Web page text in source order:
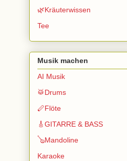
🌿Kräuterwissen
Tee
Musik machen
AI Musik
🥁Drums
🪈Flöte
🎸GITARRE & BASS
🪕Mandoline
Karaoke